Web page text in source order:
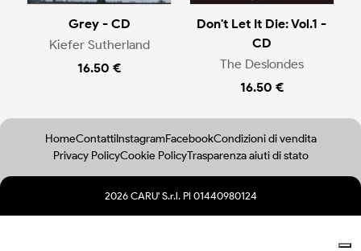
Grey - CD
Kiefer Sutherland
16.50 €
Don't Let It Die: Vol.1 -
CD
The Deslondes
16.50 €
HomeContattiInstagramFacebookCondizioni di vendita
Privacy PolicyCookie PolicyTrasparenza aiuti di stato
2026 CARU' S.r.l. PI 01440980124